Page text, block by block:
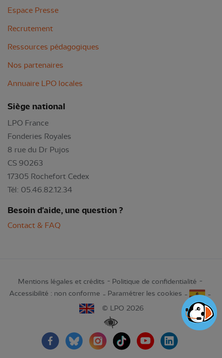
Espace Presse
Recrutement
Ressources pédagogiques
Nos partenaires
Annuaire LPO locales
Siège national
LPO France
Fonderies Royales
8 rue du Dr Pujos
CS 90263
17305 Rochefort Cedex
Tél: 05.46.82.12.34
Besoin d'aide, une question ?
Contact & FAQ
Mentions légales et crédits
Politique de confidentialité
Accessibilité : non conforme
Paramétrer les cookies
© LPO 2026
Renforcer les contrastes